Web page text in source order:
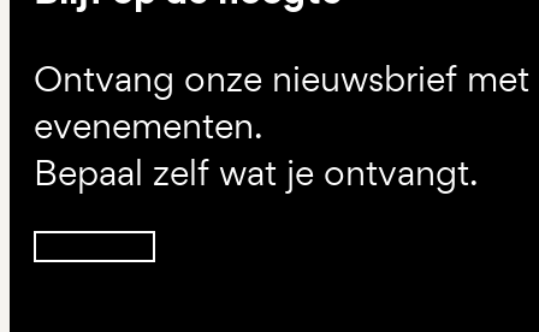
Ontvang onze nieuwsbrief
evenementen.
Bepaal zelf wat je ontvangt.